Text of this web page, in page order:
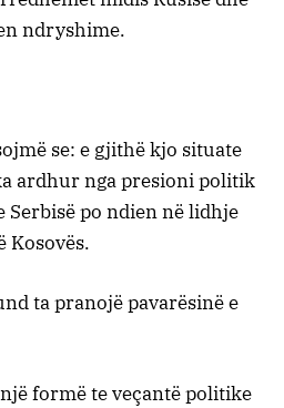
ndryshime.
se: e gjithë kjo situate
ardhur nga presioni politik
Serbisë po ndien në lidhje
Kosovës.
ta pranojë pavarësinë e
formë te veçantë politike